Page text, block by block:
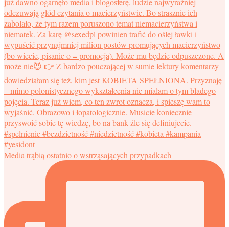
Media trąbią ostatnio o wstrząsających przypadkach